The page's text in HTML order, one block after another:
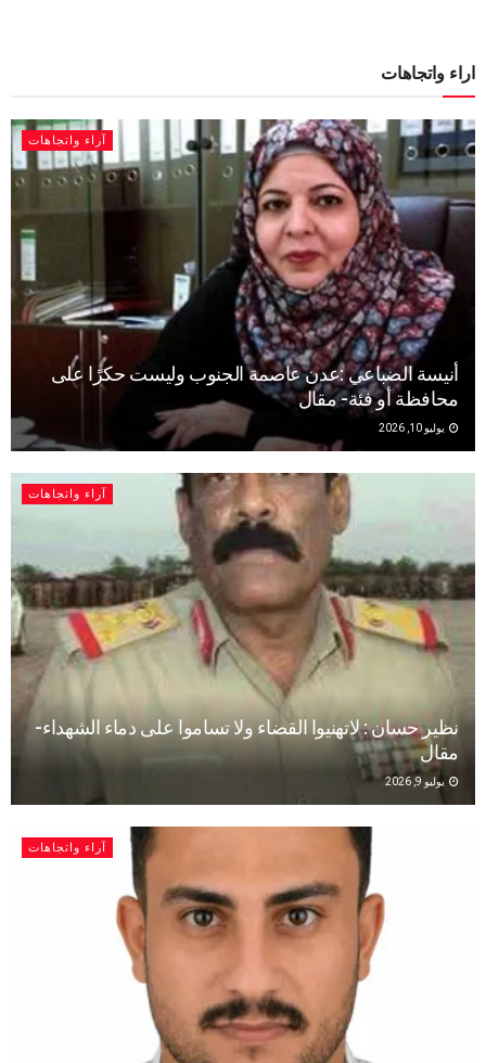
اراء واتجاهات
آراء واتجاهات
أنيسة الضباعي :عدن عاصمة الجنوب وليست حكرًا على
محافظة أو فئة- مقال
يوليو 10, 2026
آراء واتجاهات
نظير حسان : لاتهنيوا القضاء ولا تساموا على دماء الشهداء-
مقال
يوليو 9, 2026
آراء واتجاهات